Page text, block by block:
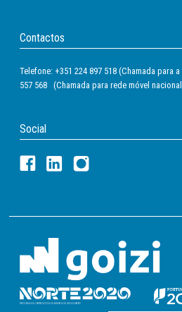
Contactos
Telefone: +351 224 897 518 (Chamada para
557 568 (Chamada para rede móvel
Social